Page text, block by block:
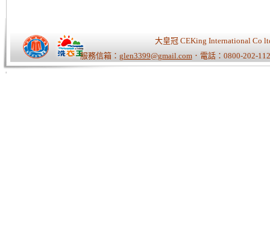
大皇冠 CEKing International Co
服務信箱： glen3399@gmail.com．電話：0800-202-